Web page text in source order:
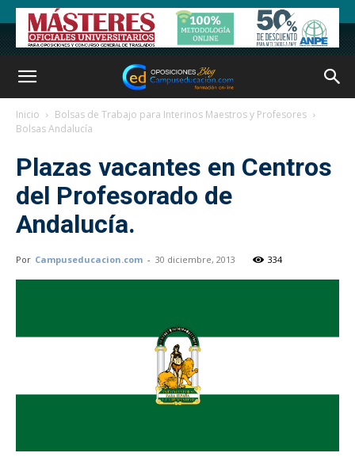
Inicio
Bolsas de Trabajo para Interinos Maestros y Profesores
Bolsas Andalucía
Plazas vacantes en Centros
del Profesorado de
Andalucía.
Por Campuseducacion.com - 30 diciembre, 2013 334